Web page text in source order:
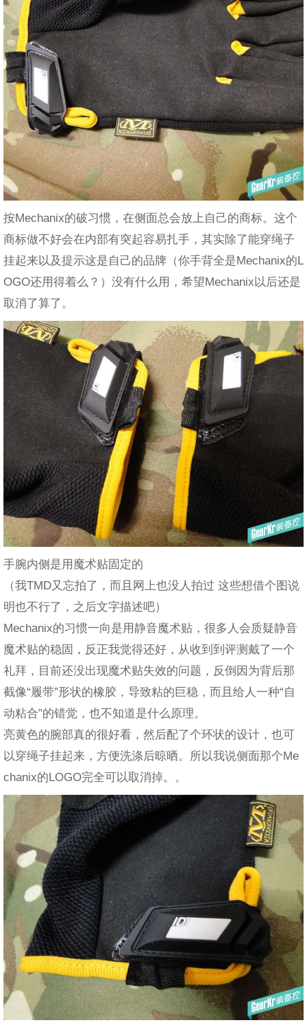
按Mechanix的破习惯，在侧面总会放上自己的商标。这个
商标做不好会在内部有突起容易扎手，其实除了能穿绳子
挂起来以及提示这是自己的品牌（你手背全是Mechanix的L
OGO还用得着么？）没有什么用，希望Mechanix以后还是
取消了算了。
手腕内侧是用魔术贴固定的
（我TMD又忘拍了，而且网上也没人拍过 这些想借个图说
明也不行了，之后文字描述吧）
Mechanix的习惯一向是用静音魔术贴，很多人会质疑静音
魔术贴的稳固，反正我觉得还好，从收到到评测戴了一个
礼拜，目前还没出现魔术贴失效的问题，反倒因为背后那
截像“履带”形状的橡胶，导致粘的巨稳，而且给人一种“自
动粘合”的错觉，也不知道是什么原理。
亮黄色的腕部真的很好看，然后配了个环状的设计，也可
以穿绳子挂起来，方便洗涤后晾晒。所以我说侧面那个Me
chanix的LOGO完全可以取消掉。。